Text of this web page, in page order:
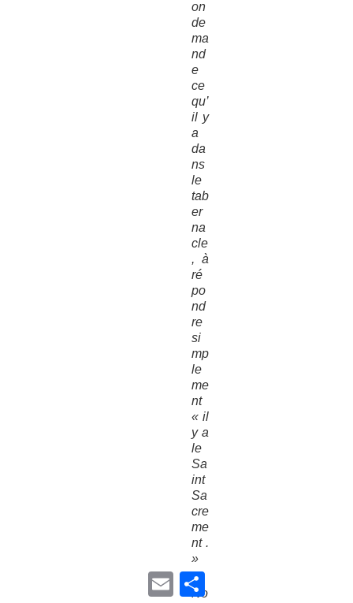
on
de
ma
nd
e
ce
qu’
il y
a
da
ns
le
tab
er
na
cle
, à
ré
po
nd
re
si
mp
le
me
nt
« il
y a
le
Sa
int
Sa
cre
me
nt .
»
No
E
a